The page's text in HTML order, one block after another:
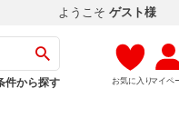
ようこそ ゲスト様
件から探す お気に入りマイペ